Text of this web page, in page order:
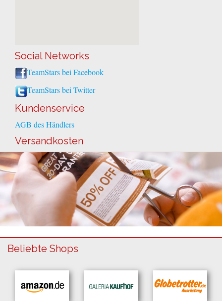
Social Networks
TeamStars bei Facebook
TeamStars bei Twitter
Kundenservice
AGB des Händlers
Versandkosten
Beliebte Shops